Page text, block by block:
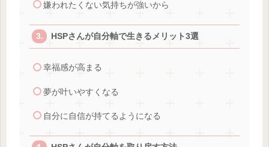
嫌われたくない気持ちが強いから
HSPさんが自分軸で生きるメリット3選
幸福感が高まる
夢が叶いやすくなる
自分に自信が持てるようになる